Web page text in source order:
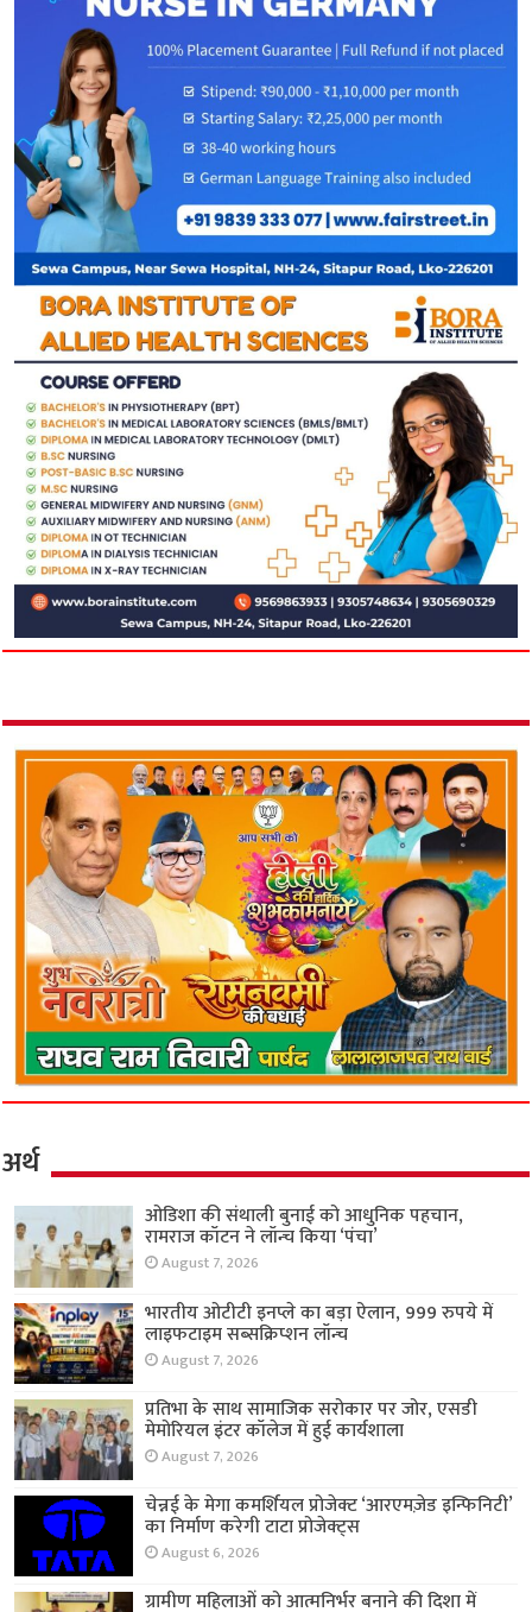
अर्थ
ओडिशा की संथाली बुनाई को आधुनिक पहचान,
रामराज कॉटन ने लॉन्च किया ‘पंचा’
August 7, 2026
भारतीय ओटीटी इनप्ले का बड़ा ऐलान, 999 रुपये में
लाइफटाइम सब्सक्रिप्शन लॉन्च
August 7, 2026
प्रतिभा के साथ सामाजिक सरोकार पर जोर, एसडी
मेमोरियल इंटर कॉलेज में हुई कार्यशाला
August 7, 2026
चेन्नई के मेगा कमर्शियल प्रोजेक्ट ‘आरएमज़ेड इन्फिनिटी’
का निर्माण करेगी टाटा प्रोजेक्ट्स
August 6, 2026
ग्रामीण महिलाओं को आत्मनिर्भर बनाने की दिशा में